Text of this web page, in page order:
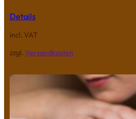
Details
incl. VAT
zzgl. Versandkosten